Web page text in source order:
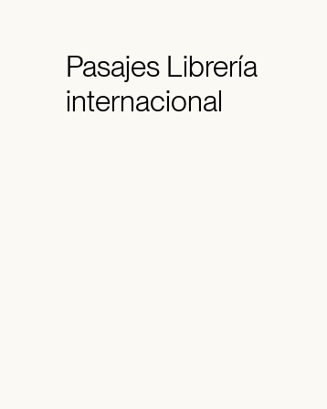
PasajesLibrería
internacional